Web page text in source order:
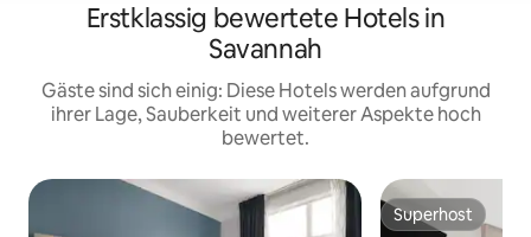
Erstklassig bewertete Hotels in
Savannah
Gäste sind sich einig: Diese Hotels werden aufgrund
ihrer Lage, Sauberkeit und weiterer Aspekte hoch
bewertet.
Superhost
Superhost